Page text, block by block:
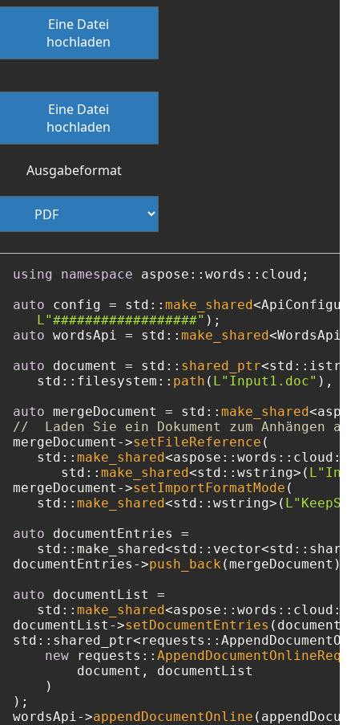
Eine Datei
hochladen
Eine Datei
hochladen
Ausgabeformat
using namespace aspose::words::cloud;
auto config = std:: make_shared
L"##################"
auto wordsApi = std:: make_shared
auto document = std:: shared_ptr
   std::filesystem::
path ( L"Input1.doc" ),
auto mergeDocument = std:: make_shared
//  Laden Sie ein Dokument zum Anhängen
mergeDocument->setFileReference (
   std::
make_shared
      std::
make_shared<std::wstring>(
mergeDocument->setImportFormatMode (
   std::
make_shared<std::wstring>(
auto documentEntries =
documentEntries->push_back (mergeDocument);
auto documentList =
   std::
make_shared
documentList->setDocumentEntries
new requests::
        document, documentList
    )
);
wordsApi->appendDocumentOnline